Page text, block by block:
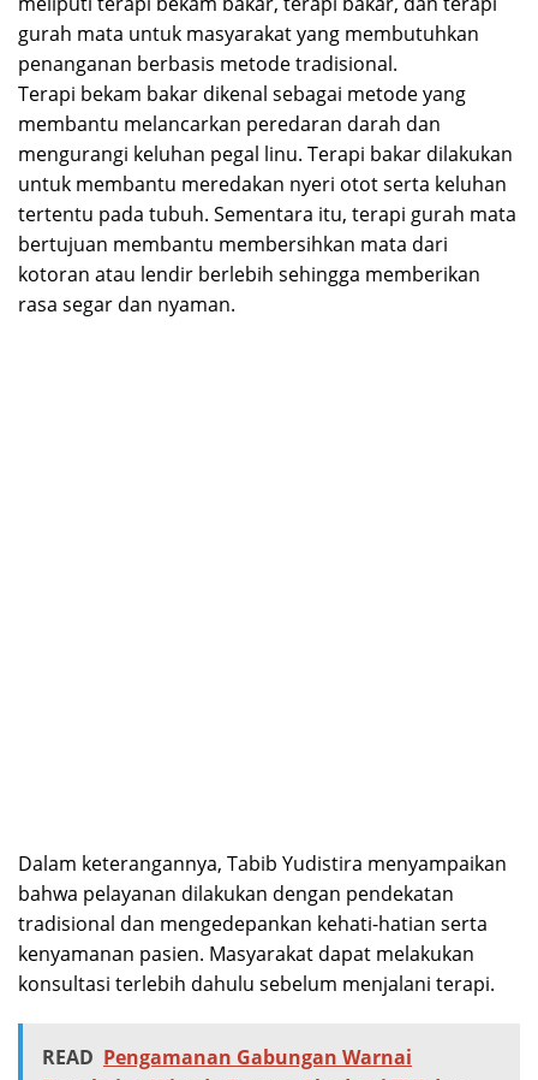
gurah mata untuk masyarakat yang membutuhkan
penanganan berbasis metode tradisional.
Terapi bekam bakar dikenal sebagai metode yang
membantu melancarkan peredaran darah dan
mengurangi keluhan pegal linu. Terapi bakar dilakukan
untuk membantu meredakan nyeri otot serta keluhan
tertentu pada tubuh. Sementara itu, terapi gurah mata
bertujuan membantu membersihkan mata dari
kotoran atau lendir berlebih sehingga memberikan
rasa segar dan nyaman.
Dalam keterangannya, Tabib Yudistira menyampaikan
bahwa pelayanan dilakukan dengan pendekatan
tradisional dan mengedepankan kehati-hatian serta
kenyamanan pasien. Masyarakat dapat melakukan
konsultasi terlebih dahulu sebelum menjalani terapi.
READ Pengamanan Gabungan Warnai